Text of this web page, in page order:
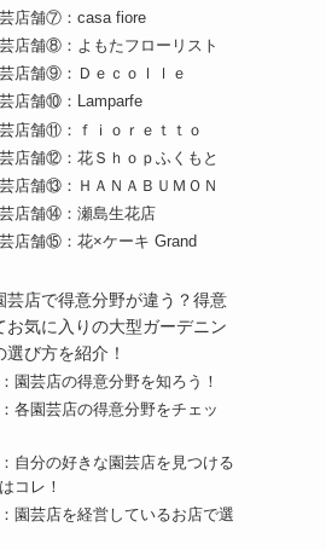
店舗⑦：casa fiore
店舗⑧：よもたフローリスト
店舗⑨：Ｄｅｃｏｌｌｅ
店舗⑩：Lamparfe
店舗⑪：ｆｉｏｒｅｔｔｏ
店舗⑫：花Ｓｈｏｐふくもと
店舗⑬：ＨＡＮＡＢＵＭＯＮ
店舗⑭：瀬島生花店
店舗⑮：花×ケーキ Grand
芸店で得意分野が違う？得意
お気に入りの大型ガーデニン
び方を紹介！
園芸店の得意分野を知ろう！
各園芸店の得意分野をチェッ
自分の好きな園芸店を見つける
コレ！
園芸店を経営しているお店で選